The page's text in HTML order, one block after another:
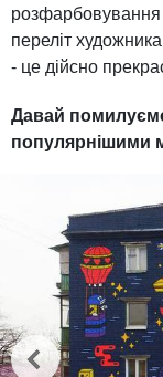
розфарбовування
переліт
- це дійсно
Давай
популярнішими